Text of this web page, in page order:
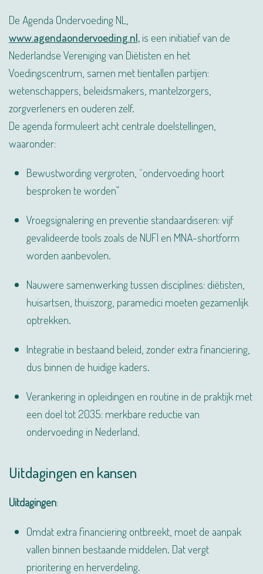
De Agenda Ondervoeding NL,
www.agendaondervoeding.nl, is een initiatief van de
Nederlandse Vereniging van Diëtisten en het
Voedingscentrum, samen met tientallen partijen:
wetenschappers, beleidsmakers, mantelzorgers,
zorgverleners en ouderen zelf.
De agenda formuleert acht centrale doelstellingen,
waaronder:
Bewustwording vergroten, “ondervoeding hoort
besproken te worden”
Vroegsignalering en preventie standaardiseren: vijf
gevalideerde tools zoals de NUFI en MNA-shortform
worden aanbevolen.
Nauwere samenwerking tussen disciplines: diëtisten,
huisartsen, thuiszorg, paramedici moeten gezamenlijk
optrekken.
Integratie in bestaand beleid, zonder extra financiering,
dus binnen de huidige kaders.
Verankering in opleidingen en routine in de praktijk met
een doel tot 2035: merkbare reductie van
ondervoeding in Nederland.
Uitdagingen en kansen
Uitdagingen:
Omdat extra financiering ontbreekt, moet de aanpak
vallen binnen bestaande middelen. Dat vergt
prioritering en herverdeling.